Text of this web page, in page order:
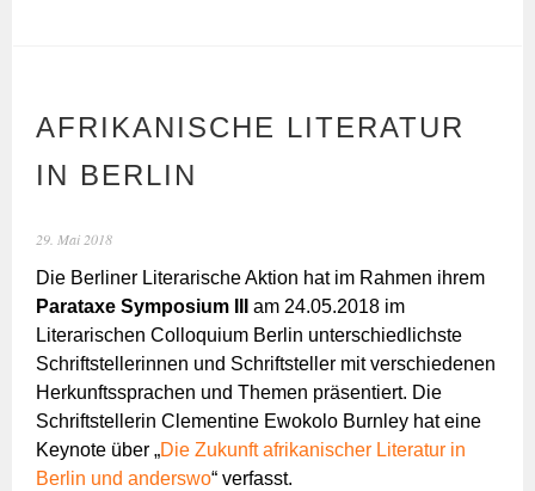
AFRIKANISCHE LITERATUR
IN BERLIN
29. Mai 2018
Die Berliner Literarische Aktion hat im Rahmen ihrem
Parataxe Symposium III
am 24.05.2018 im
Literarischen Colloquium Berlin unterschiedlichste
Schriftstellerinnen und Schriftsteller mit verschiedenen
Herkunftssprachen und Themen präsentiert. Die
Schriftstellerin Clementine Ewokolo Burnley hat eine
Keynote über „Die Zukunft afrikanischer Literatur in
Berlin und anderswo“ verfasst.